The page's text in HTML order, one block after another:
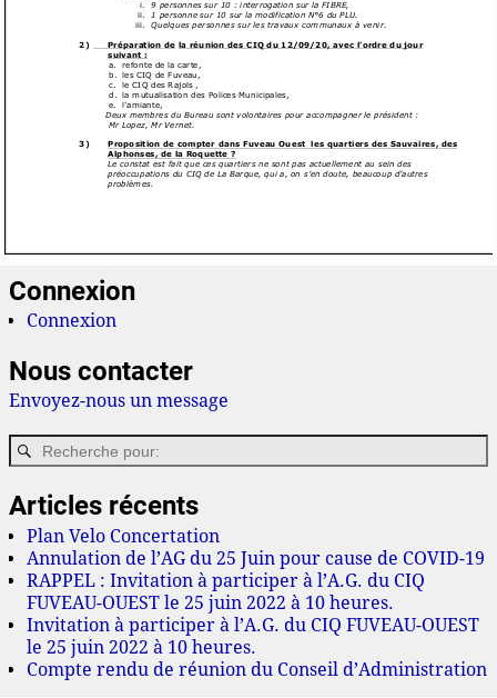
Connexion
Connexion
Nous contacter
Envoyez-nous un message
Articles récents
Plan Velo Concertation
Annulation de l’AG du 25 Juin pour cause de COVID-19
RAPPEL : Invitation à participer à l’A.G. du CIQ
FUVEAU-OUEST le 25 juin 2022 à 10 heures.
Invitation à participer à l’A.G. du CIQ FUVEAU-OUEST
le 25 juin 2022 à 10 heures.
Compte rendu de réunion du Conseil d’Administration